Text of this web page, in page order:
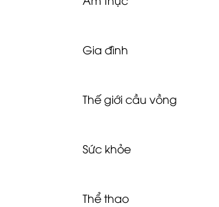
Gia đình
Thế giới cầu vồng
Sức khỏe
Thể thao